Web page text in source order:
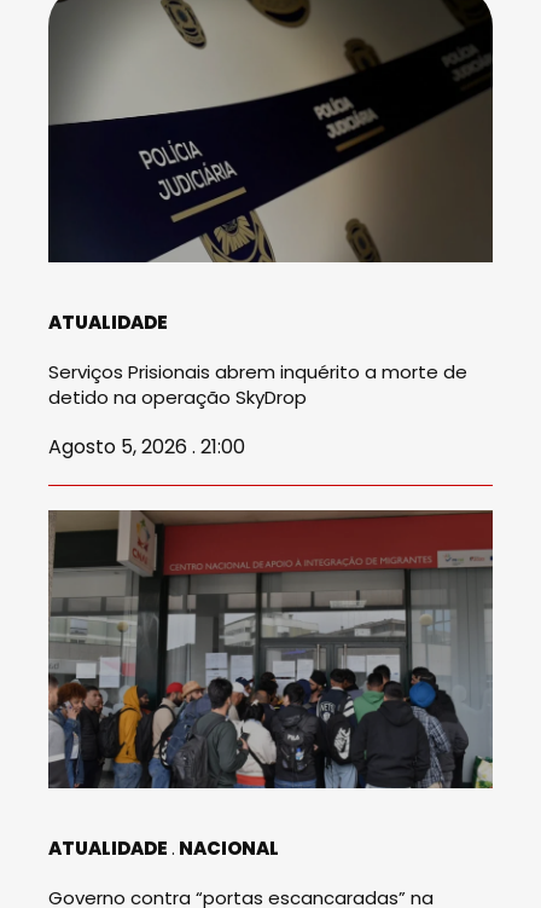
ATUALIDADE
Serviços Prisionais abrem inquérito a morte de
detido na operação SkyDrop
Agosto 5, 2026 . 21:00
ATUALIDADE NACIONAL
Governo contra “portas escancaradas” na